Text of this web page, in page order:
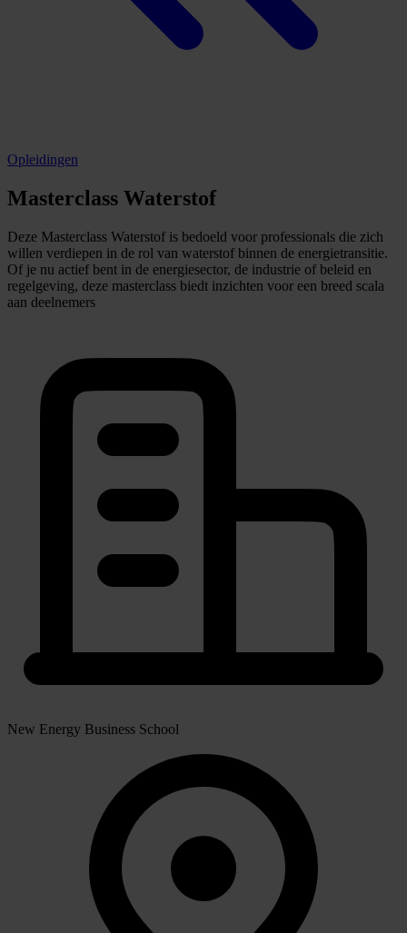
Opleidingen
Masterclass Waterstof
Deze Masterclass Waterstof is bedoeld voor professionals die zich
willen verdiepen in de rol van waterstof binnen de energietransitie.
Of je nu actief bent in de energiesector, de industrie of beleid en
regelgeving, deze masterclass biedt inzichten voor een breed scala
aan deelnemers
New Energy Business School